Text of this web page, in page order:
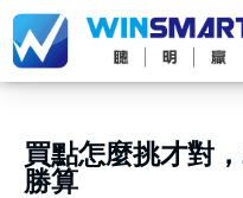
買點怎麼挑才對
勝算